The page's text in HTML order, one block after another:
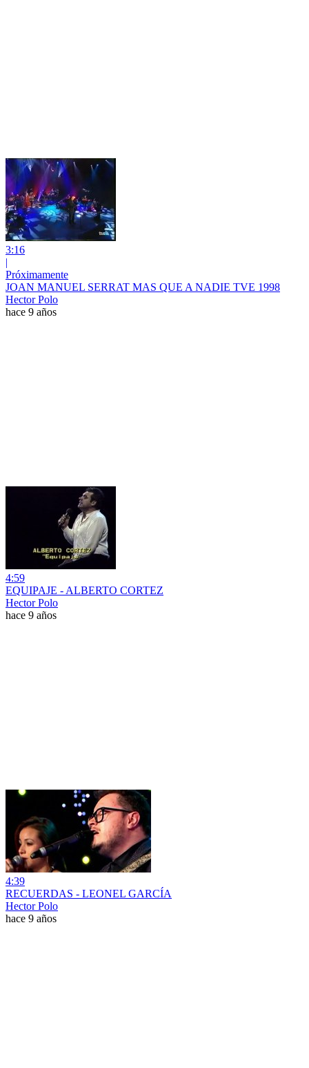
3:16
|
Próximamente
JOAN MANUEL SERRAT MAS QUE A NADIE TVE 1998
Hector Polo
hace 9 años
4:59
EQUIPAJE - ALBERTO CORTEZ
Hector Polo
hace 9 años
4:39
RECUERDAS - LEONEL GARCÍA
Hector Polo
hace 9 años